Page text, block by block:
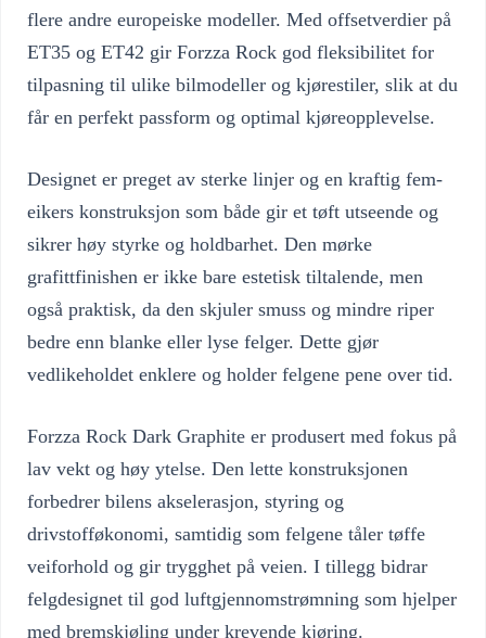
flere andre europeiske modeller. Med offsetverdier på
ET35 og ET42 gir Forzza Rock god fleksibilitet for
tilpasning til ulike bilmodeller og kjørestiler, slik at du
får en perfekt passform og optimal kjøreopplevelse.
Designet er preget av sterke linjer og en kraftig fem-
eikers konstruksjon som både gir et tøft utseende og
sikrer høy styrke og holdbarhet. Den mørke
grafittfinishen er ikke bare estetisk tiltalende, men
også praktisk, da den skjuler smuss og mindre riper
bedre enn blanke eller lyse felger. Dette gjør
vedlikeholdet enklere og holder felgene pene over tid.
Forzza Rock Dark Graphite er produsert med fokus på
lav vekt og høy ytelse. Den lette konstruksjonen
forbedrer bilens akselerasjon, styring og
drivstofføkonomi, samtidig som felgene tåler tøffe
veiforhold og gir trygghet på veien. I tillegg bidrar
felgdesignet til god luftgjennomstrømning som hjelper
med bremskjøling under krevende kjøring.